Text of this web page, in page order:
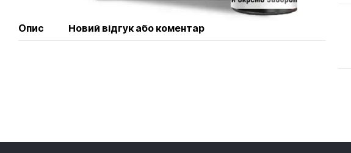
Опис Новий відгук або коментар